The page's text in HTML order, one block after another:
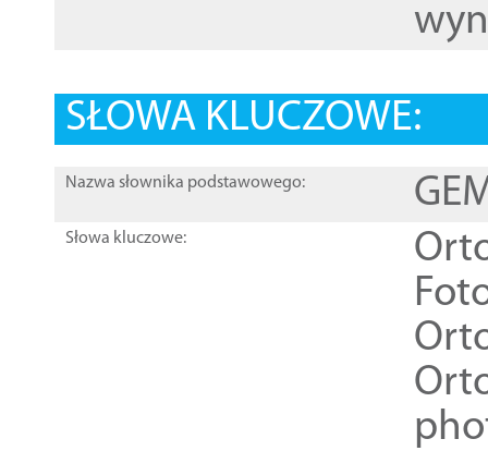
SŁOWA KLUCZOWE:
Nazwa słownika podstawowego:
Słowa kluczowe: